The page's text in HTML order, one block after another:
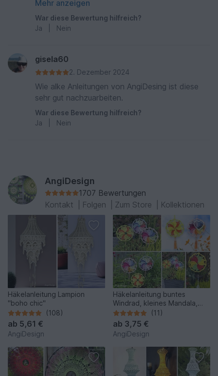
Bildern, sehr gut zu verstehen und zu arbeiten
Mehr anzeigen
War diese Bewertung hilfreich?
Ja
Nein
gisela60
2. Dezember 2024
Wie alke Anleitungen von AngiDesing ist diese
sehr gut nachzuarbeiten.
War diese Bewertung hilfreich?
Ja
Nein
AngiDesign
1707 Bewertungen
Kontakt
Folgen Zum Store Kollektionen
Häkelanleitung Lampion
"boho chic"
(108)
ab 5,61 €
AngiDesign
Häkelanleitung buntes
Windrad, kleines Mandala,
Blumenstecker
(11)
ab 3,75 €
AngiDesign